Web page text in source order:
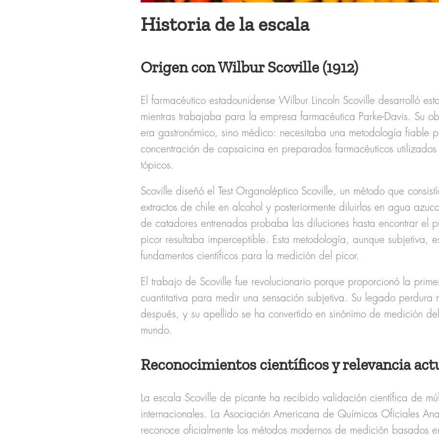
Historia de la escala
Origen con Wilbur Scoville (1912)
El farmacéutico estadounidense Wilbur Lincoln Scoville desarrolló
mientras trabajaba para la empresa farmacéutica Parke-Davis. Su
era gastronómico, sino médico: necesitaba una metodología fiable
concentración de capsaicina en preparados farmacéuticos
tópicos.
Scoville diseñó el Test Organoléptico Scoville, un método que
extractos de chile en alcohol y posteriormente diluirlos en agua
de catadores entrenados probaba las diluciones hasta encontrar el
picor resultaba imperceptible. Esta metodología, aunque subjetiva,
fundamentos científicos para la medición del picor.
El trabajo de Scoville fue revolucionario porque proporcionó la
cuantitativa para medir una sensación subjetiva. Su legado perdura
después, y su apellido se ha convertido en sinónimo de medición
mundo.
Reconocimientos científicos y relevancia
La escala Scoville de picante ha recibido validación científica de
internacionales. La Asociación Americana de Químicos Oficiales
reconoce oficialmente los métodos modernos de medición basados